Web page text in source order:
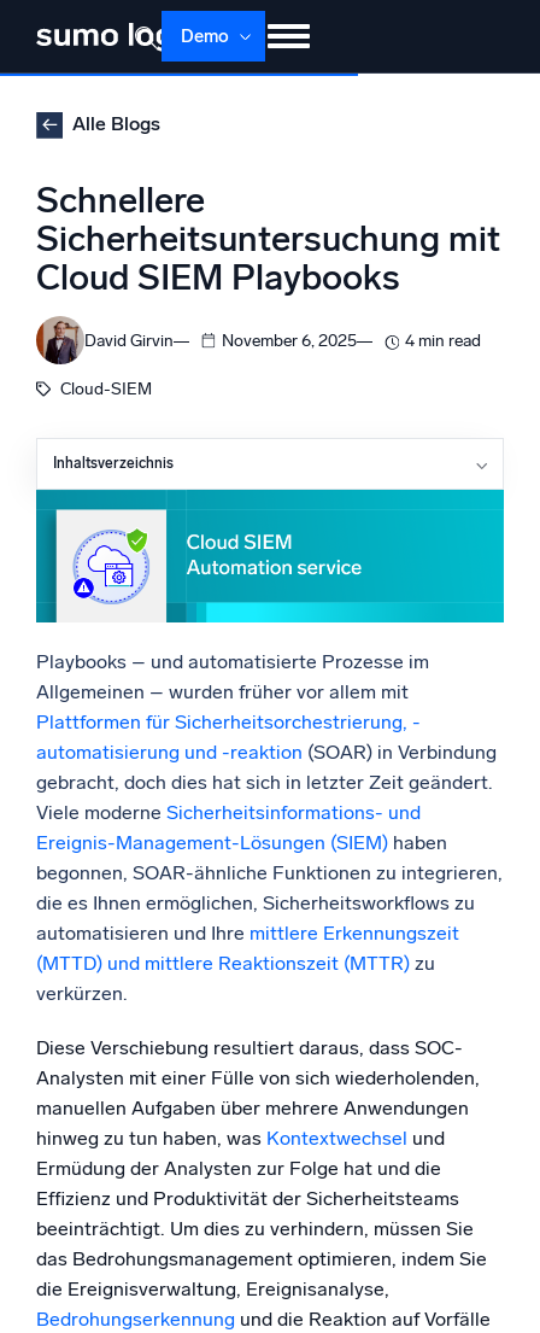
Demo
Produkte
Kostenlos testen
Dojo AI NEU
Überwachen, Fehler beheben, automatisieren und verteidigen
Unterstützt durch KI/ML
Proprietäre Algorithmen, maschinelles Lernen und generative KI
SIEM
Bedrohungen schneller erkennen und intelligenter
reagieren
Protokolle für Sicherheit
Cloud-Sicherheit durch umfassende Protokolleinsicht
freischalten
Intelligente Cloud-Abläufe
Protokollanalyse
Erkennen und beheben mit umfassender Transparenz
Leistungsstarke Integrationen
Zertifizierungen
Alle Blogs
Schnellere
Sicherheitsuntersuchung mit
Cloud SIEM Playbooks
David Girvin November 6, 2025 4 min read
Cloud-SIEM
Inhaltsverzeichnis
Was ist der Cloud SIEM Automation Service?
Vorteile der Nutzung des Cloud SIEM Automation
Service
Strukturierte Prozesse für effiziente
Sicherheitsuntersuchungen
Integration und Automatisierung für ein
hochintegriertes Sicherheitssystem
Einblicke und Playbooks für eine zuverlässige
Priorisierung von Alarmen
Anwendungsfälle aus der Praxis: Beispiele für Sumo
Logic SIEM Playbooks
Schlusswort
Playbooks – und automatisierte Prozesse im
Allgemeinen – wurden früher vor allem mit
Plattformen für Sicherheitsorchestrierung, -
automatisierung und -reaktion (SOAR) in Verbindung
gebracht, doch dies hat sich in letzter Zeit geändert.
Viele moderne Sicherheitsinformations- und
Ereignis-Management-Lösungen (SIEM) haben
begonnen, SOAR-ähnliche Funktionen zu integrieren,
die es Ihnen ermöglichen, Sicherheitsworkflows zu
automatisieren und Ihre mittlere Erkennungszeit
(MTTD) und mittlere Reaktionszeit (MTTR) zu
verkürzen.
Diese Verschiebung resultiert daraus, dass SOC-
Analysten mit einer Fülle von sich wiederholenden,
manuellen Aufgaben über mehrere Anwendungen
hinweg zu tun haben, was Kontextwechsel und
Ermüdung der Analysten zur Folge hat und die
Effizienz und Produktivität der Sicherheitsteams
beeinträchtigt. Um dies zu verhindern, müssen Sie
das Bedrohungsmanagement optimieren, indem Sie
die Ereignisverwaltung, Ereignisanalyse,
Bedrohungserkennung und die Reaktion auf Vorfälle